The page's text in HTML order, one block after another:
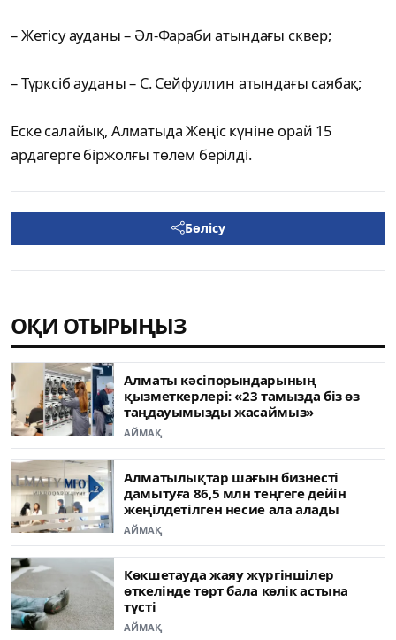
– Жетісу ауданы – Әл-Фараби атындағы сквер;
– Түрксіб ауданы – С. Сейфуллин атындағы саябақ;
Еске салайық, Алматыда Жеңіс күніне орай 15
ардагерге біржолғы төлем берілді.
Бөлісу
ОҚИ ОТЫРЫҢЫЗ
Алматы кәсіпорындарының
қызметкерлері: «23 тамызда біз өз
таңдауымызды жасаймыз»
АЙМАҚ
Алматылықтар шағын бизнесті
дамытуға 86,5 млн теңгеге дейін
жеңілдетілген несие ала алады
АЙМАҚ
Көкшетауда жаяу жүргіншілер
өткелінде төрт бала көлік астына
түсті
АЙМАҚ